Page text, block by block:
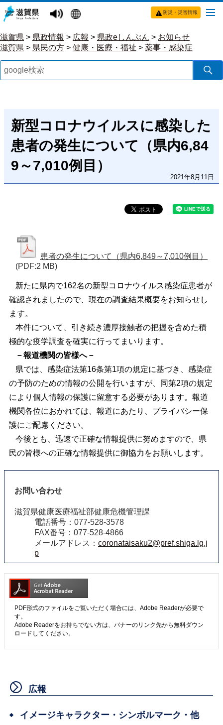
防災・災害情報
滋賀県 > 県政情報 > 広報 > 県政eしんぶん > お知らせ
滋賀県 > 県民の方 > 健康・医療・福祉 > 薬事・感染症
新型コロナウイルスに感染した
患者の発生について（県内6,84
9～7,010例目）
2021年8月11日
患者の発生について（県内6,849～7,010例目）
(PDF:2 MB)
新たに県内で162名の新型コロナウイルス感染症患者が
確認されましたので、現在の調査結果概要をお知らせし
ます。
本件について、引き続き濃厚接触者の把握を含めた積
極的な疫学調査を確実に行ってまいります。
－報道機関の皆様へ－
県では、感染症法第16条第1項の規定に基づき、感染症
の予防のための情報の公開を行いますが、同第2項の規定
により個人情報の保護に留意する必要があります。報道
機関各位におかれては、報道にあたり、プライバシー保
護にご配慮ください。
今後とも、迅速で正確な情報提供に努めますので、県
民の皆様への正確な情報提供に御協力をお願いします。
お問い合わせ
滋賀県健康医療福祉部健康危機管理課
電話番号：077-528-3578
FAX番号：077-528-4866
メールアドレス： coronataisaku2@pref.shiga.lg.j
p
PDF形式のファイルをご覧いただく場合には、Adobe Readerが必要で
す。
Adobe Readerをお持ちでない方は、バナーのリンク先から無料ダウン
ロードしてください。
広報
イメージキャラクター・シンボルマーク・他